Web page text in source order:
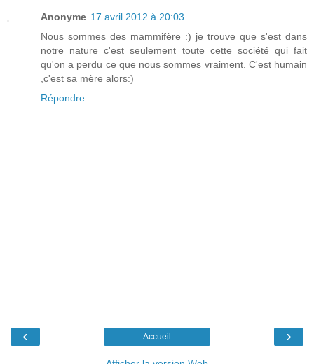
Anonyme 17 avril 2012 à 20:03
Nous sommes des mammifère :) je trouve que s'est dans
notre nature c'est seulement toute cette société qui fait
qu'on a perdu ce que nous sommes vraiment. C'est humain
,c'est sa mère alors:)
Répondre
‹ ›
Accueil